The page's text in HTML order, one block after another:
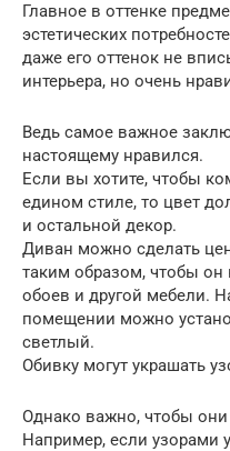
Главное в оттенке
эстетических
даже его оттенок не
интерьера, но очень
Ведь самое важное
настоящему нравился.
Если вы хотите, чтобы
едином стиле, то цвет
и остальной декор.
Диван можно сделать
таким образом, чтобы он
обоев и другой мебели.
помещении можно
светлый.
Обивку могут украшать
Однако важно, чтобы они
Например, если узорами